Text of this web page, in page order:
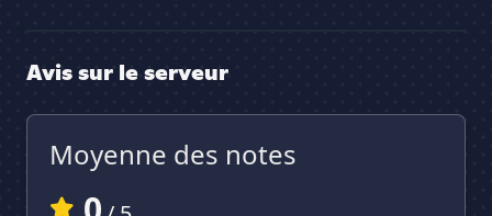
Avis sur le serveur
Moyenne des notes